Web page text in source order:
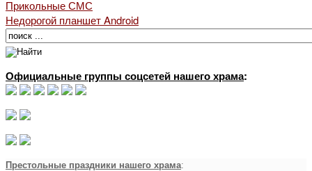
Прикольные СМС
Недорогой планшет Android
Официальные группы соцсетей нашего храма:
Престольные праздники нашего храма: